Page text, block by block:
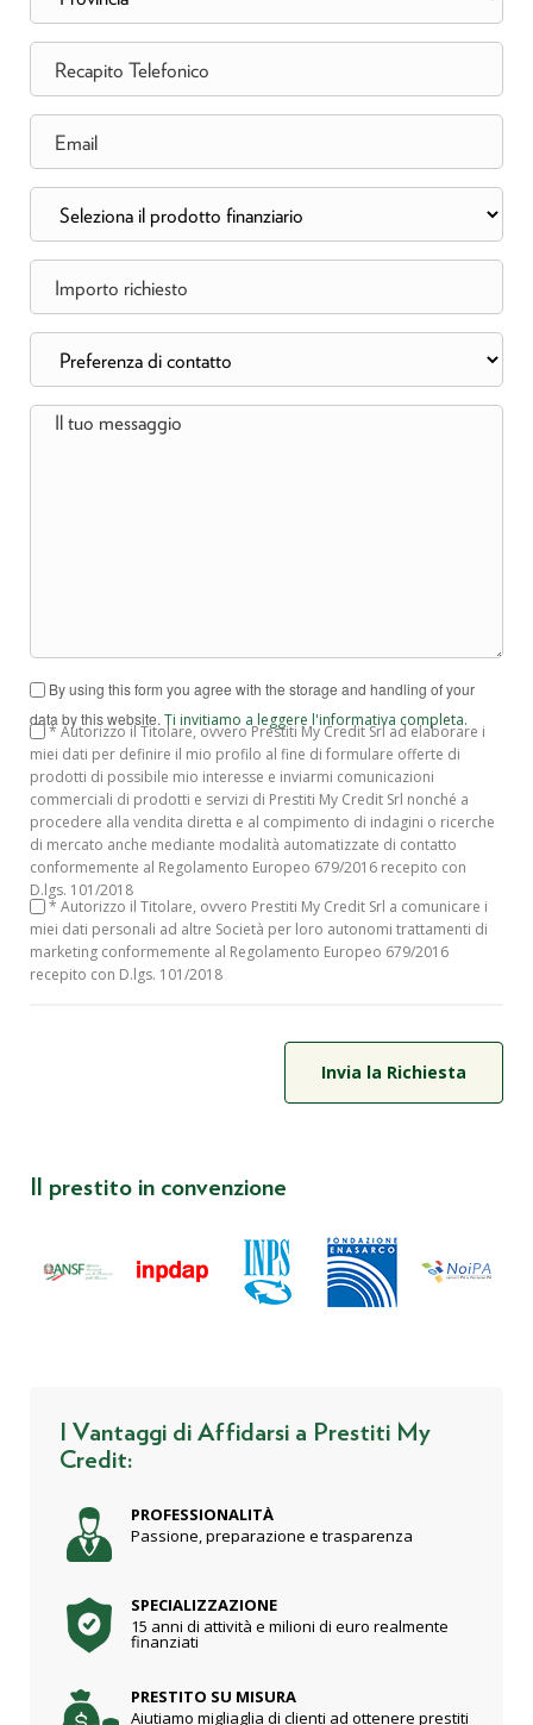
By using this form you agree with the storage and handling of your
data by this website. Ti invitiamo a leggere l'informativa completa.
* Autorizzo il Titolare, ovvero Prestiti My Credit Srl ad elaborare i
miei dati per definire il mio profilo al fine di formulare offerte di
prodotti di possibile mio interesse e inviarmi comunicazioni
commerciali di prodotti e servizi di Prestiti My Credit Srl nonché a
procedere alla vendita diretta e al compimento di indagini o ricerche
di mercato anche mediante modalità automatizzate di contatto
conformemente al Regolamento Europeo 679/2016 recepito con
D.lgs. 101/2018
* Autorizzo il Titolare, ovvero Prestiti My Credit Srl a comunicare i
miei dati personali ad altre Società per loro autonomi trattamenti di
marketing conformemente al Regolamento Europeo 679/2016
recepito con D.lgs. 101/2018
Il prestito in convenzione
I Vantaggi di Affidarsi a Prestiti My
Credit:
PROFESSIONALITÀ
Passione, preparazione e trasparenza
SPECIALIZZAZIONE
15 anni di attività e milioni di euro realmente
finanziati
PRESTITO SU MISURA
Aiutiamo migliaglia di clienti ad ottenere prestiti